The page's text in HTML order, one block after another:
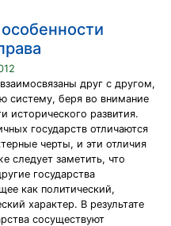
друг с другом,
систему, беря во внимание
исторического развития.
государств отличаются
черты, и эти отличия
следует заметить, что
государства
как политический,
характер. В результате
сосуществуют